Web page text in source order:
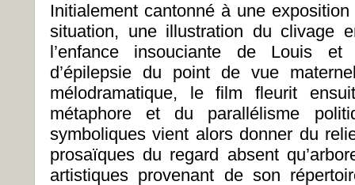
Initialement cantonné à une
situation, une illustration du clivage
l’enfance insouciante de Louis
d’épilepsie du point de vue
mélodramatique, le film fleurit
métaphore et du parallélisme
symboliques vient alors donner du
prosaïques du regard absent
artistiques provenant de son